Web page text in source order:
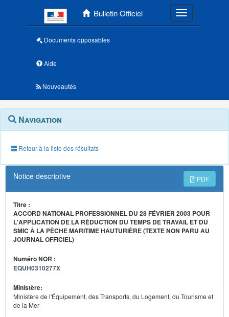
Bulletin Officiel Toggle
Documents opposables
Aide
Nouveautés
Navigation
outils
annexes
Menu
contextuel
Navigation
Retour à la liste des résultats
Notice descriptive PDF
Titre :
ACCORD NATIONAL PROFESSIONNEL DU 28 FÉVRIER 2003 POUR
L'APPLICATION DE LA RÉDUCTION DU TEMPS DE TRAVAIL ET DU
SMIC À LA PÊCHE MARITIME HAUTURIÈRE (TEXTE NON PARU AU
JOURNAL OFFICIEL)
Numéro NOR :
EQUH0310277X
Ministère:
Ministère de l'Équipement, des Transports, du Logement, du Tourisme et
de la Mer